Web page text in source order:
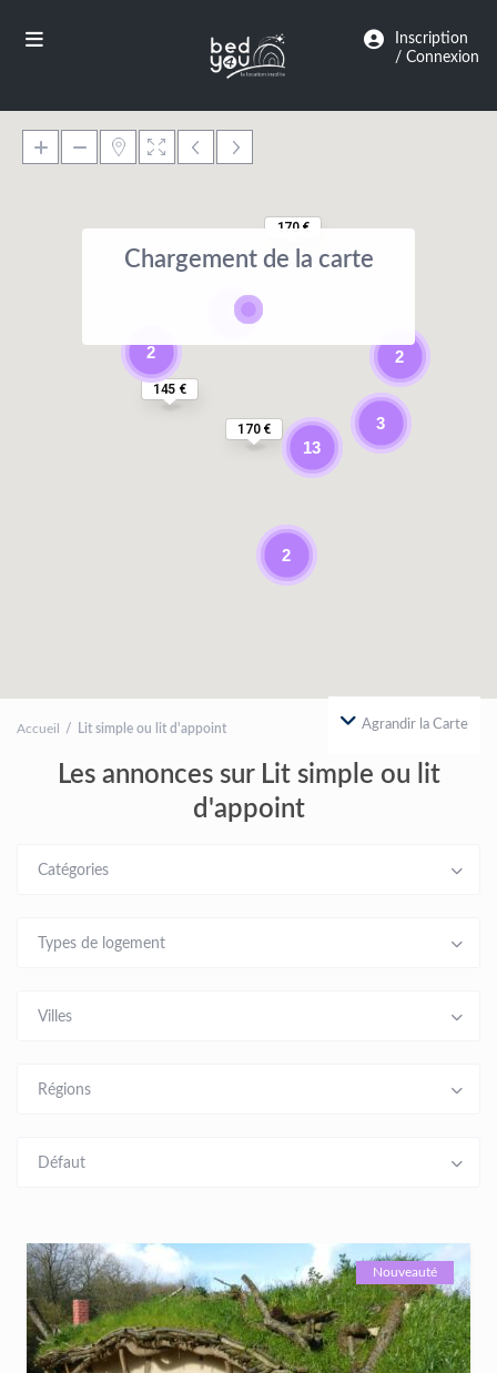
Inscription
/ Connexion
145 €
170 €
170 €
3
2
13
2
2
3
Chargement de la carte
Agrandir la Carte
Accueil Lit simple ou lit d'appoint
Les annonces sur Lit simple ou lit
d'appoint
Catégories
Types de logement
Villes
Régions
Défaut
Nouveauté